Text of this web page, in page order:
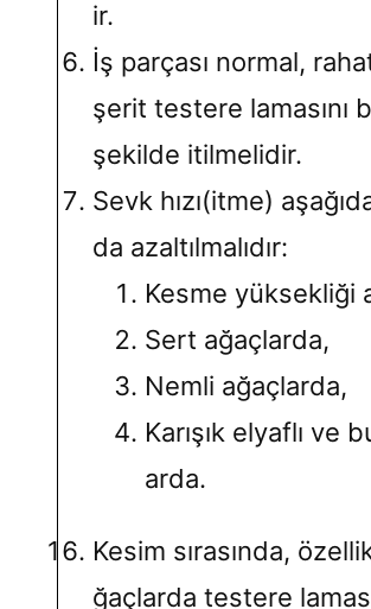
ir.
İş parçası normal,
şerit testere lamasını
şekilde itilmelidir.
Sevk hızı(itme)
da azaltılmalıdır:
Kesme yüksekliği
Sert ağaçlarda,
Nemli ağaçlarda,
Karışık elyaflı ve
arda.
Kesim sırasında,
ğaçlarda testere